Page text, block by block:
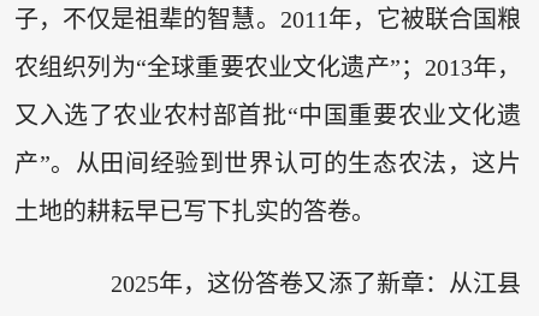
子，不仅是祖辈的智慧。2011年，它被联合国粮
农组织列为“全球重要农业文化遗产”；2013年，
又入选了农业农村部首批“中国重要农业文化遗
产”。从田间经验到世界认可的生态农法，这片
土地的耕耘早已写下扎实的答卷。
2025年，这份答卷又添了新章：从江县